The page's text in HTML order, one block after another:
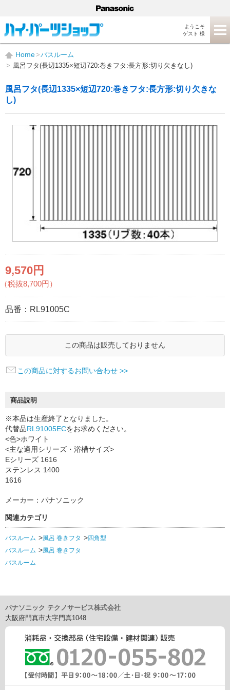
ようこそ
ゲスト 様
Home
バスルーム
風呂フタ(長辺1335×短辺720:巻きフタ:長方形:切り欠きなし)
風呂フタ(長辺1335×短辺720:巻きフタ:長方形:切り欠きな
し)
9,570円
（税抜8,700円）
品番： RL91005C
この商品は販売しておりません
この商品に対するお問い合わせ >>
商品説明
※本品は生産終了となりました。
代替品RL91005ECをお求めください。
<色>ホワイト
<主な適用シリーズ・浴槽サイズ>
Eシリーズ 1616
ステンレス 1400
1616
メーカー：パナソニック
関連カテゴリ
バスルーム 風呂 巻きフタ
四角型
バスルーム
風呂 巻きフタ
バスルーム
パナソニック テクノサービス株式会社
大阪府門真市大字門真1048